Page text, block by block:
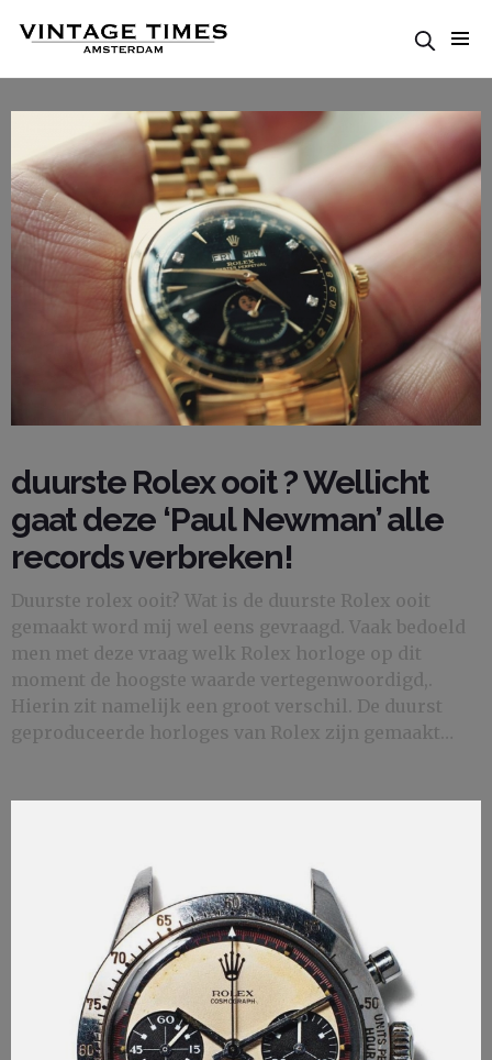
duurste Rolex ooit ? Wellicht
gaat deze ‘Paul Newman’ alle
records verbreken!
Duurste rolex ooit? Wat is de duurste Rolex ooit
gemaakt word mij wel eens gevraagd. Vaak bedoeld
men met deze vraag welk Rolex horloge op dit
moment de hoogste waarde vertegenwoordigd,.
Hierin zit namelijk een groot verschil. De duurst
geproduceerde horloges van Rolex zijn gemaakt…